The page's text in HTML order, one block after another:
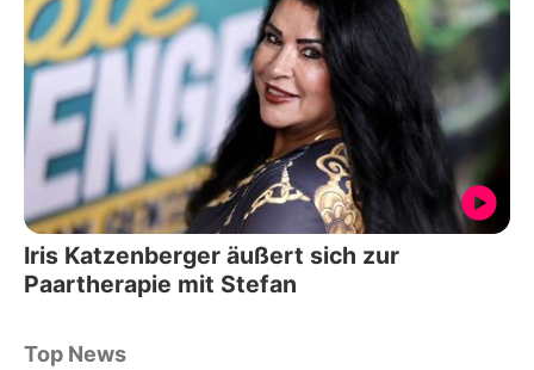
Iris Katzenberger äußert sich zur
Paartherapie mit Stefan
Top News